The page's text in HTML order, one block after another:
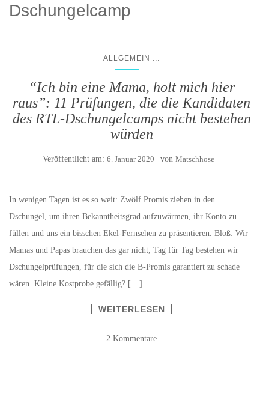
Dschungelcamp
ALLGEMEIN
“Ich bin eine Mama, holt mich hier
raus”: 11 Prüfungen, die die Kandidaten
des RTL-Dschungelcamps nicht bestehen
würden
Veröffentlicht am: 6. Januar 2020 von Matschhose
In wenigen Tagen ist es so weit: Zwölf Promis ziehen in den
Dschungel, um ihren Bekanntheitsgrad aufzuwärmen, ihr Konto zu
füllen und uns ein bisschen Ekel-Fernsehen zu präsentieren. Bloß: Wir
Mamas und Papas brauchen das gar nicht, Tag für Tag bestehen wir
Dschungelprüfungen, für die sich die B-Promis garantiert zu schade
wären. Kleine Kostprobe gefällig? […]
WEITERLESEN
2 Kommentare